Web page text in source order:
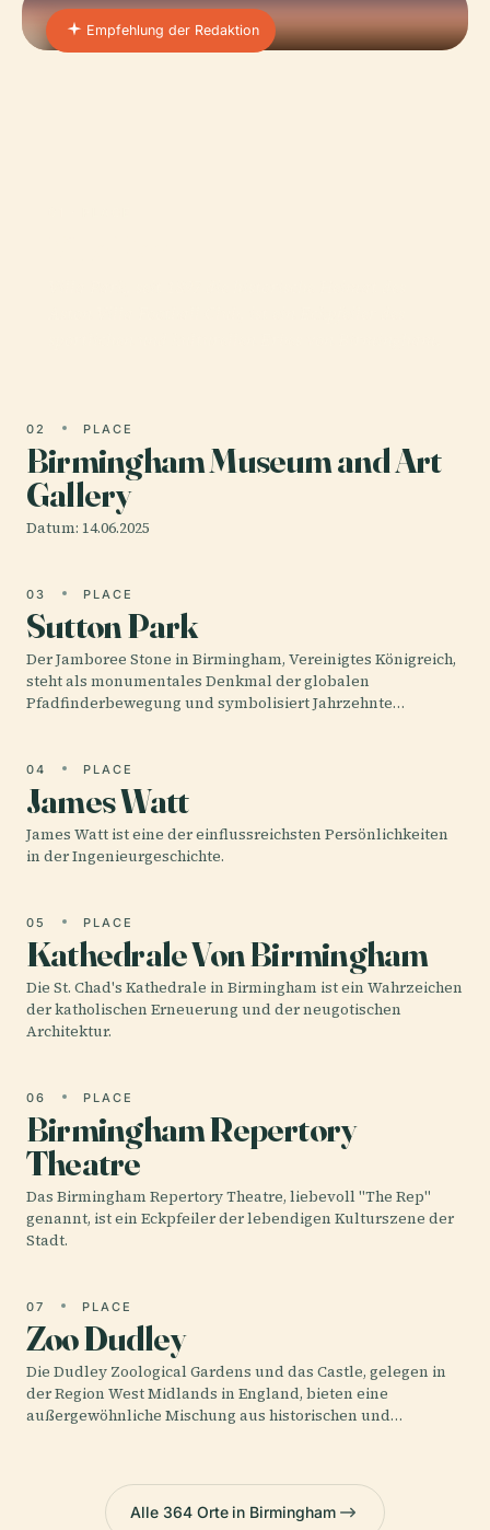
Empfehlung der Redaktion
02 PLACE
Birmingham Museum and Art
Gallery
Datum: 14.06.2025
03 PLACE
Sutton Park
Der Jamboree Stone in Birmingham, Vereinigtes Königreich,
steht als monumentales Denkmal der globalen
Pfadfinderbewegung und symbolisiert Jahrzehnte…
04 PLACE
James Watt
James Watt ist eine der einflussreichsten Persönlichkeiten
in der Ingenieurgeschichte.
05 PLACE
Kathedrale Von Birmingham
Die St. Chad's Kathedrale in Birmingham ist ein Wahrzeichen
der katholischen Erneuerung und der neugotischen
Architektur.
06 PLACE
Birmingham Repertory
Theatre
Das Birmingham Repertory Theatre, liebevoll "The Rep"
genannt, ist ein Eckpfeiler der lebendigen Kulturszene der
Stadt.
07 PLACE
Zoo Dudley
Die Dudley Zoological Gardens und das Castle, gelegen in
der Region West Midlands in England, bieten eine
außergewöhnliche Mischung aus historischen und…
Alle 364 Orte in Birmingham